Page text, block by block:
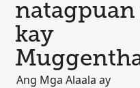
natagpuan
kay
Ang Mga Alaala ay